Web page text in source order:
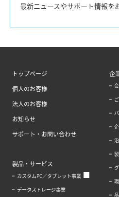
最新ニュースやサポート情報を
トップページ
個人のお客様
法人のお客様
お知らせ
サポート・お問い合わせ
製品・サービス
カスタムPC／タブレット事業
データストレージ事業
企